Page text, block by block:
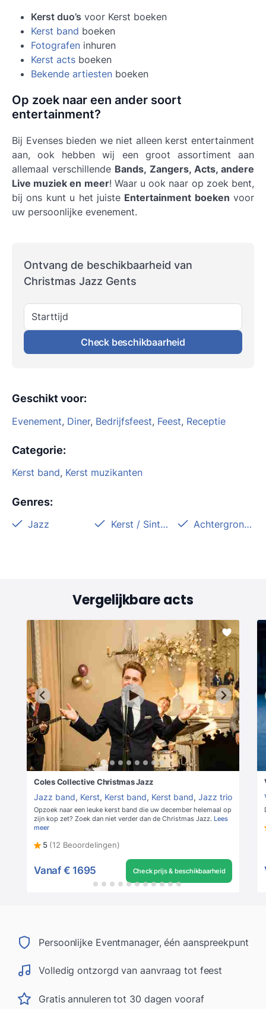
Kerst duo’s voor Kerst boeken
Kerst band boeken
Fotografen inhuren
Kerst acts boeken
Bekende artiesten boeken
Op zoek naar een ander soort
entertainment?
Bij Evenses bieden we niet alleen kerst entertainment
aan, ook hebben wij een groot assortiment aan
allemaal verschillende Bands, Zangers, Acts, andere
Live muziek en meer! Waar u ook naar op zoek bent,
bij ons kunt u het juiste Entertainment boeken voor
uw persoonlijke evenement.
Ontvang de beschikbaarheid van
Christmas Jazz Gents
Starttijd
Check beschikbaarheid
Geschikt voor:
Evenement, Diner, Bedrijfsfeest, Feest, Receptie
Categorie:
Kerst band, Kerst muzikanten
Genres:
Jazz Kerst / Sinterklaas Achtergrondmuziek
Vergelijkbare acts
Coles Collective Christmas Jazz
Jazz band, Kerst, Kerst band, Kerst band, Jazz trio
Opzoek naar een leuke kerst band die uw december helemaal op
zijn kop zet? Zoek dan niet verder dan de Christmas Jazz. Lees
meer
5 (12 Beoordelingen)
Vanaf € 1695 Check prijs & beschikbaarheid
Persoonlijke Eventmanager, één aanspreekpunt
Volledig ontzorgd van aanvraag tot feest
Gratis annuleren tot 30 dagen vooraf